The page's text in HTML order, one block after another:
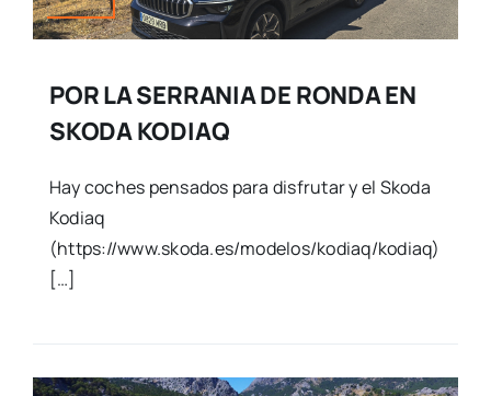
POR LA SERRANIA DE RONDA EN
SKODA KODIAQ
Hay coches pensados para disfrutar y el Skoda
Kodiaq
(https://www.skoda.es/modelos/kodiaq/kodiaq)
[…]